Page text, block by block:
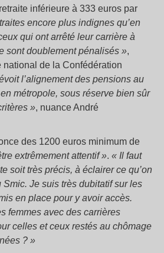
inférieure à 333 euros par
encore plus indignes qu’en
qui ont arrêté leur carrière à
sont doublement pénalisés »,
de la Confédération
l’alignement des pensions au
métropole, sous réserve bien sûr
», nuance André
des 1200 euros minimum de
extrêmement attentif ». « Il faut
soit très précis, à éclairer ce qu’on
Smic. Je suis très dubitatif sur les
en place pour y avoir accès.
femmes avec des carrières
celles et ceux restés au chômage
? »